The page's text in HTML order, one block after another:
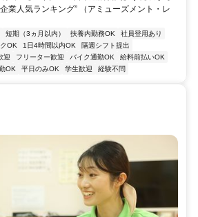
業人気ランキング” （アミューズメント・レ
短期（3ヵ月以内） 扶養内勤務OK
社員登用あり
OK 1日4時間以内OK
隔週シフト提出
迎 フリーター歓迎 バイク通勤OK
給料前払いOK
OK 平日のみOK 学生歓迎 経験不問